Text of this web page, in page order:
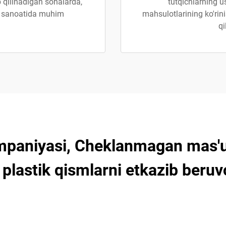
muhim
mahsulotlarining
Cheklanmagan
qismlarni etkazib